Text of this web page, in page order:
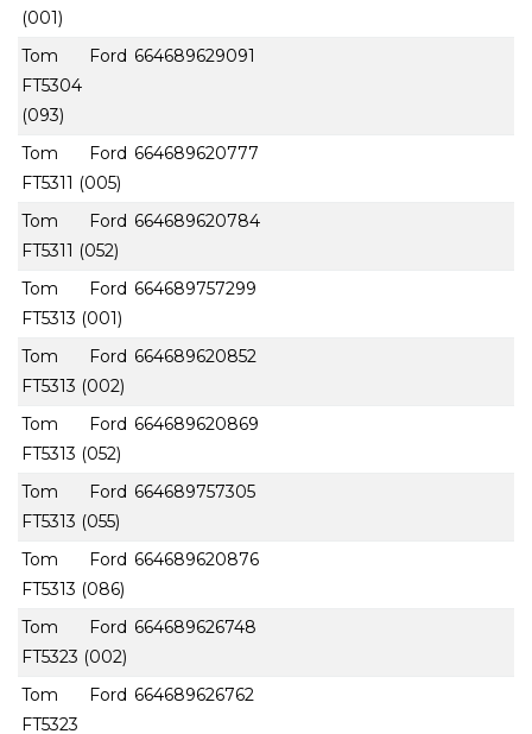
(001)
Tom Ford
FT5304
(093)
664689629091
Tom Ford
FT5311 (005)
664689620777
Tom Ford
FT5311 (052)
664689620784
Tom Ford
FT5313 (001)
664689757299
Tom Ford
FT5313 (002)
664689620852
Tom Ford
FT5313 (052)
664689620869
Tom Ford
FT5313 (055)
664689757305
Tom Ford
FT5313 (086)
664689620876
Tom Ford
FT5323 (002)
664689626748
Tom Ford
FT5323
664689626762